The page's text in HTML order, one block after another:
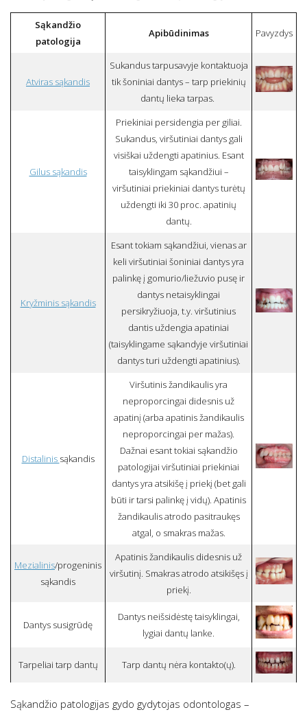
Sąkandžio
patologija
Apibūdinimas Pavyzdys
Atviras sąkandis
Sukandus tarpusavyje kontaktuoja
tik šoniniai dantys – tarp priekinių
dantų lieka tarpas.
Gilus sąkandis
Priekiniai persidengia per giliai.
Sukandus, viršutiniai dantys gali
visiškai uždengti apatinius. Esant
taisyklingam sąkandžiui –
viršutiniai priekiniai dantys turėtų
uždengti iki 30 proc. apatinių
dantų.
Kryžminis sąkandis
Esant tokiam sąkandžiui, vienas ar
keli viršutiniai šoniniai dantys yra
palinkę į gomurio/liežuvio pusę ir
dantys netaisyklingai
persikryžiuoja, t.y. viršutinius
dantis uždengia apatiniai
(taisyklingame sąkandyje viršutiniai
dantys turi uždengti apatinius).
Distalinis sąkandis
Viršutinis žandikaulis yra
neproporcingai didesnis už
apatinį (arba apatinis žandikaulis
neproporcingai per mažas).
Dažnai esant tokiai sąkandžio
patologijai viršutiniai priekiniai
dantys yra atsikišę į priekį (bet gali
būti ir tarsi palinkę į vidų). Apatinis
žandikaulis atrodo pasitraukęs
atgal, o smakras mažas.
Mezialinis/progeninis
sąkandis
Apatinis žandikaulis didesnis už
viršutinį. Smakras atrodo atsikišęs į
priekį.
Dantys susigrūdę
Dantys neišsidėstę taisyklingai,
lygiai dantų lanke.
Tarpeliai tarp dantų Tarp dantų nėra kontakto(ų).
Sąkandžio patologijas gydo gydytojas odontologas –